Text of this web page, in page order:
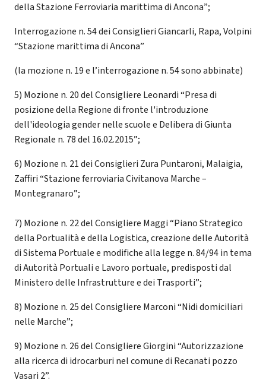
della Stazione Ferroviaria marittima di Ancona”;
Interrogazione n. 54 dei Consiglieri Giancarli, Rapa, Volpini
“Stazione marittima di Ancona”
(la mozione n. 19 e l’interrogazione n. 54 sono abbinate)
5) Mozione n. 20 del Consigliere Leonardi “Presa di
posizione della Regione di fronte l'introduzione
dell'ideologia gender nelle scuole e Delibera di Giunta
Regionale n. 78 del 16.02.2015”;
6) Mozione n. 21 dei Consiglieri Zura Puntaroni, Malaigia,
Zaffiri “Stazione ferroviaria Civitanova Marche –
Montegranaro”;
7) Mozione n. 22 del Consigliere Maggi “Piano Strategico
della Portualità e della Logistica, creazione delle Autorità
di Sistema Portuale e modifiche alla legge n. 84/94 in tema
di Autorità Portuali e Lavoro portuale, predisposti dal
Ministero delle Infrastrutture e dei Trasporti”;
8) Mozione n. 25 del Consigliere Marconi “Nidi domiciliari
nelle Marche”;
9) Mozione n. 26 del Consigliere Giorgini “Autorizzazione
alla ricerca di idrocarburi nel comune di Recanati pozzo
Vasari 2”.